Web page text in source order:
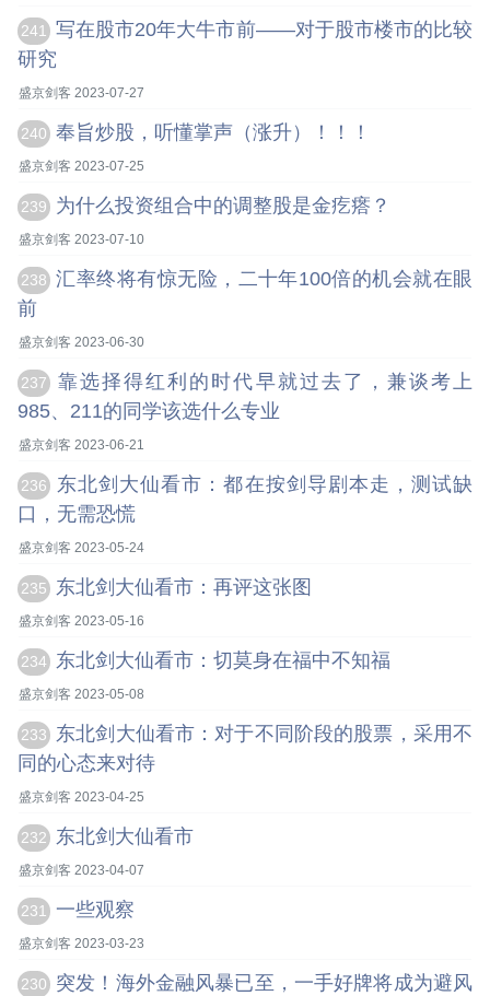
241
写在股市20年大牛市前——对于股市楼市的比较
研究
盛京剑客 2023-07-27
240 奉旨炒股，听懂掌声（涨升）！！！
盛京剑客 2023-07-25
239 为什么投资组合中的调整股是金疙瘩？
盛京剑客 2023-07-10
238 汇率终将有惊无险，二十年100倍的机会就在眼
前
盛京剑客 2023-06-30
237
靠选择得红利的时代早就过去了，兼谈考上
985、211的同学该选什么专业
盛京剑客 2023-06-21
236
东北剑大仙看市：都在按剑导剧本走，测试缺
口，无需恐慌
盛京剑客 2023-05-24
235 东北剑大仙看市：再评这张图
盛京剑客 2023-05-16
234 东北剑大仙看市：切莫身在福中不知福
盛京剑客 2023-05-08
233
东北剑大仙看市：对于不同阶段的股票，采用不
同的心态来对待
盛京剑客 2023-04-25
232 东北剑大仙看市
盛京剑客 2023-04-07
231 一些观察
盛京剑客 2023-03-23
230
突发！海外金融风暴已至，一手好牌将成为避风